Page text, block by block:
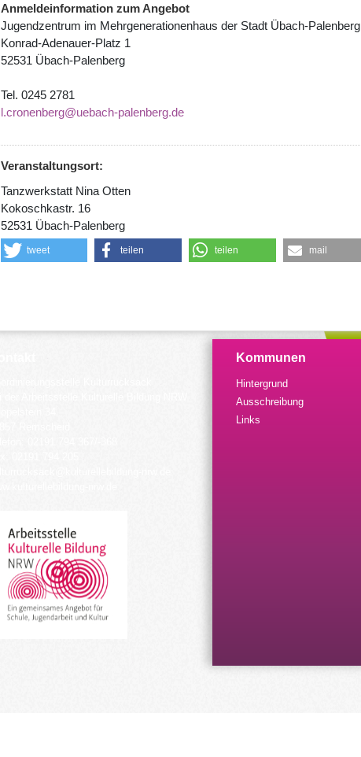
Anmeldeinformation zum Angebot
Jugendzentrum im Mehrgenerationenhaus der Stadt Übach-Palenberg
Konrad-Adenauer-Platz 1
52531 Übach-Palenberg
Tel. 0245 2781
l.cronenberg@uebach-palenberg.de
Veranstaltungsort:
Tanzwerkstatt Nina Otten
Kokoschkastr. 16
52531 Übach-Palenberg
tweet teilen teilen mail
Kommunen
Hintergrund
Ausschreibung
Links